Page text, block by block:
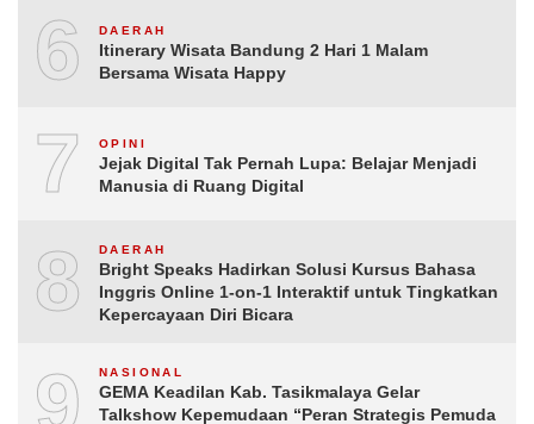
6 DAERAH
Itinerary Wisata Bandung 2 Hari 1 Malam
Bersama Wisata Happy
7 OPINI
Jejak Digital Tak Pernah Lupa: Belajar Menjadi
Manusia di Ruang Digital
8 DAERAH
Bright Speaks Hadirkan Solusi Kursus Bahasa
Inggris Online 1-on-1 Interaktif untuk Tingkatkan
Kepercayaan Diri Bicara
9 NASIONAL
GEMA Keadilan Kab. Tasikmalaya Gelar
Talkshow Kepemudaan “Peran Strategis Pemuda